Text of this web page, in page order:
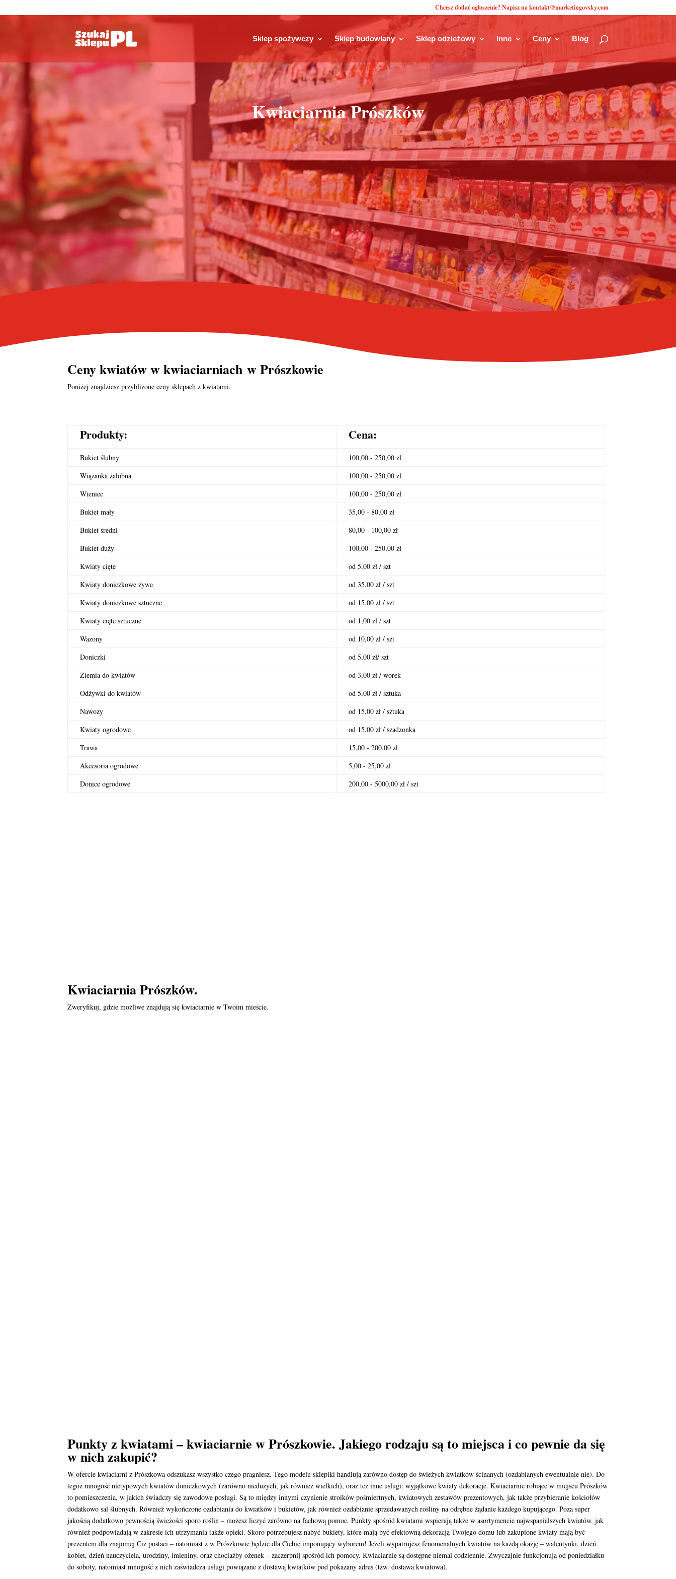
Chcesz dodać ogłoszenie? Napisz na kontakt@marketingovsky.com
Sklep spożywczy Sklep budowlany Sklep odzieżowy Inne Ceny Blog
Kwiaciarnia Prószków
Ceny kwiatów w kwiaciarniach w Prószkowie
Poniżej znajdziesz przybliżone ceny sklepach z kwiatami.
Produkty: Cena:
Bukiet ślubny
100,00 - 250,00 zł
Wiązanka żałobna
100,00 - 250,00 zł
Wieniec
100,00 - 250,00 zł
Bukiet mały
35,00 - 80,00 zł
Bukiet średni
80,00 - 100,00 zł
Bukiet duży
100,00 - 250,00 zł
Kwiaty cięte
od 5,00 zł / szt
Kwiaty doniczkowe żywe
od 35,00 zł / szt
Kwiaty doniczkowe sztuczne
od 15,00 zł / szt
Kwiaty cięte sztuczne
od 1,00 zł / szt
Wazony
od 10,00 zł / szt
Doniczki
od 5,00 zł/ szt
Ziemia do kwiatów
od 3,00 zł / worek
Odżywki do kwiatów
od 5,00 zł / sztuka
Nawozy
od 15,00 zł / sztuka
Kwiaty ogrodowe
od 15,00 zł / szadzonka
Trawa
15,00 - 200,00 zł
Akcesoria ogrodowe
5,00 - 25,00 zł
Donice ogrodowe
200,00 - 5000,00 zł / szt
Kwiaciarnia Prószków.
Zweryfikuj, gdzie możliwe znajdują się kwiaciarnie w Twoim mieście.
Punkty z kwiatami – kwiaciarnie w Prószkowie. Jakiego rodzaju są to miejsca i co pewnie da się
w nich zakupić?
W ofercie kwiaciarni z Prószkowa odszukasz wszystko czego pragniesz. Tego modelu sklepiki handlują zarówno dostęp do świeżych kwiatków ścinanych (ozdabianych ewentualnie nie). Do
tegoż mnogość nietypowych kwiatów doniczkowych (zarówno niedużych, jak również wielkich), oraz też inne usługi: wyjątkowe kwiaty dekoracje. Kwiaciarnie robiące w miejscu Prószków
to pomieszczenia, w jakich świadczy się zawodowe posługi. Są to między innymi czynienie stroików pośmiertnych, kwiatowych zestawów prezentowych, jak także przybieranie kościołów
dodatkowo sal ślubnych. Również wykończone ozdabiania do kwiatków i bukietów, jak również ozdabianie sprzedawanych rośliny na odrębne żądanie każdego kupującego. Poza super
jakością dodatkowo pewnością świeżości sporo roślin – możesz liczyć zarówno na fachową pomoc. Punkty spośród kwiatami wspierają także w asortymencie najwspanialszych kwiatów, jak
również podpowiadają w zakresie ich utrzymania także opieki. Skoro potrzebujesz nabyć bukiety, które mają być efektowną dekoracją Twojego domu lub zakupione kwiaty mają być
prezentem dla znajomej Ciż postaci – natomiast z w Prószkowie będzie dla Ciebie imponujący wyborem! Jeżeli wypatrujesz fenomenalnych kwiatów na każdą okazję – walentynki, dzień
kobiet, dzień nauczyciela, urodziny, imieniny, oraz chociażby ożenek – zaczerpnij spośród ich pomocy. Kwiaciarnie są dostępne niemal codziennie. Zwyczajnie funkcjonują od poniedziałku
do soboty, natomiast mnogość z nich zaświadcza usługi powiązane z dostawą kwiatków pod pokazany adres (tzw. dostawa kwiatowa).